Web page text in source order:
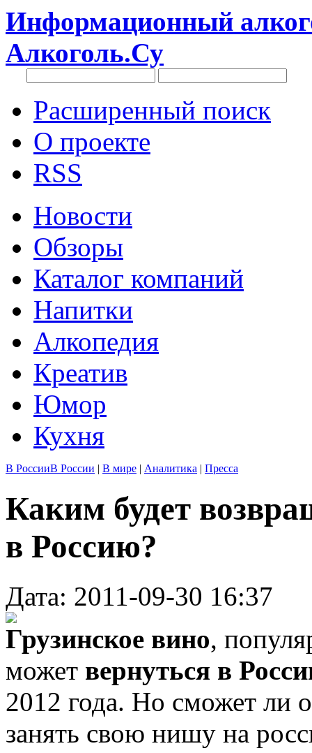
Информационный
Алкоголь.Су
Расширенный поиск
О проекте
RSS
Новости
Обзоры
Каталог компаний
Напитки
Алкопедия
Креатив
Юмор
Кухня
В РоссииВ России | В мире | Аналитика | Пресса
Каким будет
в Россию?
Дата: 2011-09-30 16:37
Грузинское вино,
может вернуться в
2012 года. Но сможет ли
занять свою нишу на